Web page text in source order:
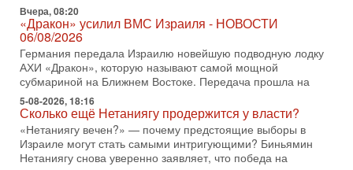
30-07-2026, 17:59
Иран доведет Трампа до крайних мер? Разбор и
оценка от военного обозревателя Давида Шарпа
Ситуация вокруг противостояния Ирана и США накаляется
с каждым днем. Почему Трамп в самый последний момент
отменил решение о нанесении тяжелых ударов
30-07-2026, 16:54
Покупатель авиакомпании «Аркия» намерен
запретить полеты по субботам!
Вокруг возможной продажи авиакомпании «Аркия»
разгорается громкий конфликт.
Вчера, 08:20
«Дракон» усилил ВМС Израиля - НОВОСТИ
06/08/2026
Германия передала Израилю новейшую подводную лодку
АХИ «Дракон», которую называют самой мощной
субмариной на Ближнем Востоке. Передача прошла на
5-08-2026, 18:16
Сколько ещё Нетаниягу продержится у власти?
«Нетаниягу вечен?» — почему предстоящие выборы в
Израиле могут стать самыми интригующими? Биньямин
Нетаниягу снова уверенно заявляет, что победа на